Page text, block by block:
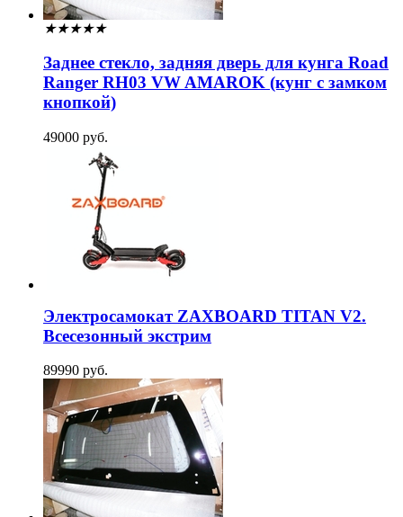
★★★★★
Заднее стекло, задняя дверь для кунга Road
Ranger RH03 VW AMAROK (кунг с замком
кнопкой)
49000 руб.
Электросамокат ZAXBOARD TITAN V2.
Всесезонный экстрим
89990 руб.